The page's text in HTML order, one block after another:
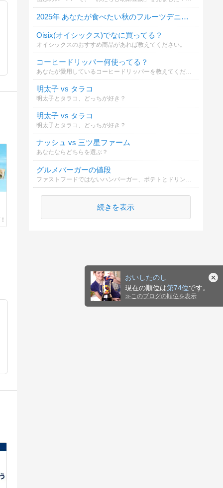
おいしたのし
現在の順位は第74位です。
≫ このブログの順位を表示
2025年 あなたが食べたい秋のフルーツデニッシュは？
Oisix(オイシックス)でなに買ってる？
オイシックスのおすすめ商品があれば教えてください。
コーヒードリッパー何使ってる？
あなたが愛用しているコーヒードリッパーを教えてください（複数選択可）。材質や形状など、あなたのこだわりポイントをコメント欄から教えてもらえると嬉しいです！
明太子 vs タラコ
明太子とタラコ、どっちが好き？
明太子 vs タラコ
明太子とタラコ、どっちが好き？
ナッシュ vs 三ツ星ファーム
あなたならどちらを選ぶ？
グルメバーガーの値段
続きを表示